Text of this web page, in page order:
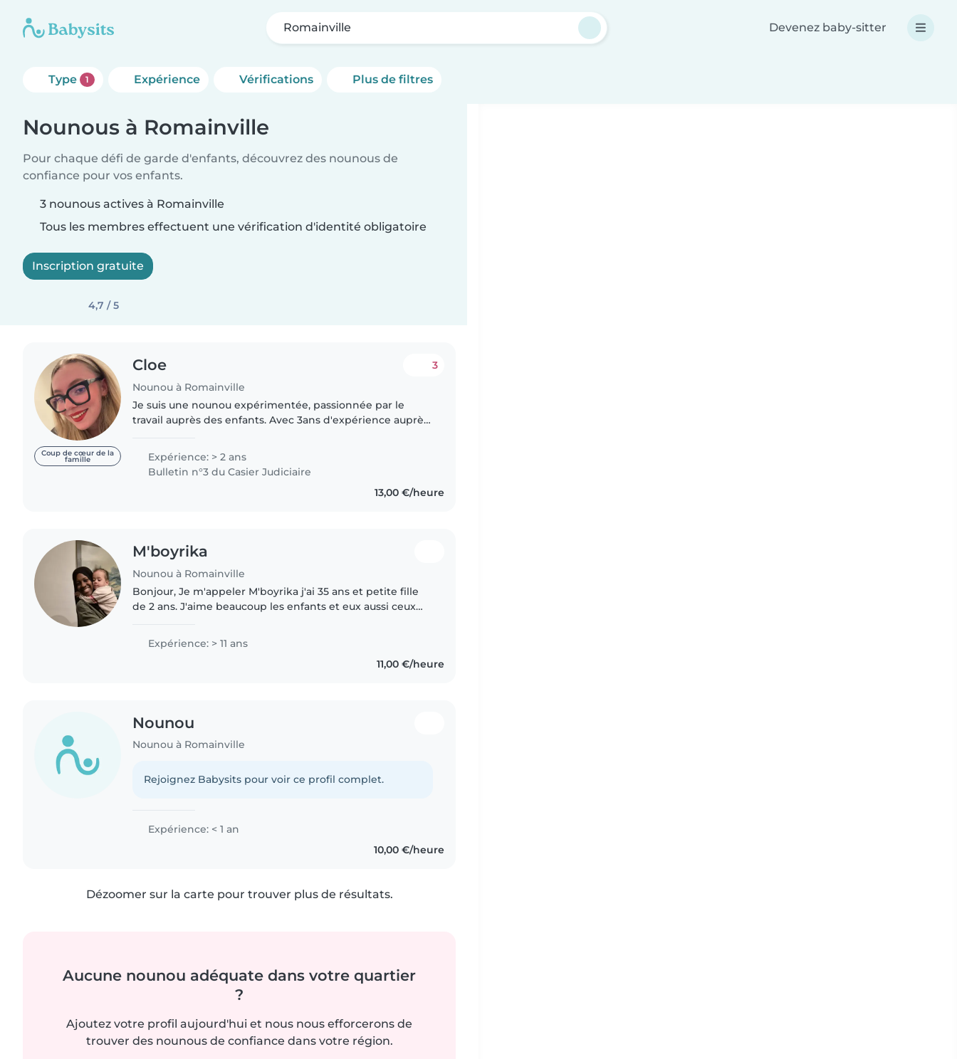
Romainville Devenez baby-sitter
Type 1 Expérience Vérifications Plus de filtres
Nounous à Romainville
Pour chaque défi de garde d'enfants, découvrez des nounous de
confiance pour vos enfants.
3 nounous actives à Romainville
Tous les membres effectuent une vérification d'identité obligatoire
Inscription gratuite
4,7 / 5
Coup de cœur de la
famille
Cloe
Nounou à Romainville
3
Je suis une nounou expérimentée, passionnée par le
travail auprès des enfants. Avec 3ans d'expérience auprès
AEPE. je suis calme,..
Expérience: > 2 ans
Bulletin n°3 du Casier Judiciaire
13,00 €/heure
M'boyrika
Nounou à Romainville
Bonjour, Je m'appeler M'boyrika j'ai 35 ans et petite fille
de 2 ans. J'aime beaucoup les enfants et eux aussi ceux
Expérience: > 11 ans
11,00 €/heure
Nounou
Nounou à Romainville
Rejoignez Babysits pour voir ce profil complet.
Expérience: < 1 an
10,00 €/heure
Dézoomer sur la carte pour trouver plus de résultats.
Aucune nounou adéquate dans votre quartier
?
Ajoutez votre profil aujourd'hui et nous nous efforcerons de
trouver des nounous de confiance dans votre région.